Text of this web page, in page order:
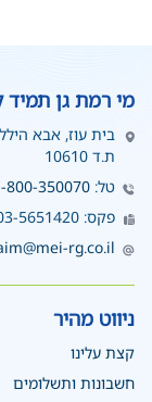
מי רמת גן תמיד
בית עוז, אבא הילל סילבר
ת.ד 10610
טל: 800-350070
פקס: 03-5651420
rg.co.il
ניווט מהיר
קצת עלינו
חשבונות ותשלומים